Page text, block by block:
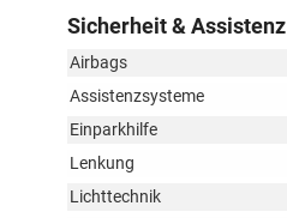
Sicherheit & Assistenz
Airbags
Assistenzsysteme
Einparkhilfe
Lenkung
Lichttechnik